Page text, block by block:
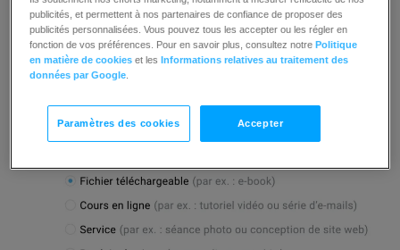
Sélectionnez votre boutique et cliquez sur
Ajoutez un produitou surC’est parti !si vous
n’avez aucun produit dans votre boutique.
SélectionnezFichier téléchargeabledans les
options du produit.
publicités, et permettent à nos partenaires de confiance de proposer des
publicités personnalisées. Vous pouvez tous les accepter ou les régler en
fonction de vos préférences. Pour en savoir plus, consultez notrePolitique
en matière de cookies et lesInformations relatives au traitement des
données par Google
Paramètres des cookies Accepter